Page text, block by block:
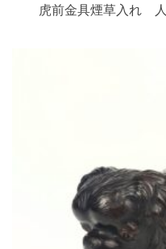
虎前金具煙草入れ